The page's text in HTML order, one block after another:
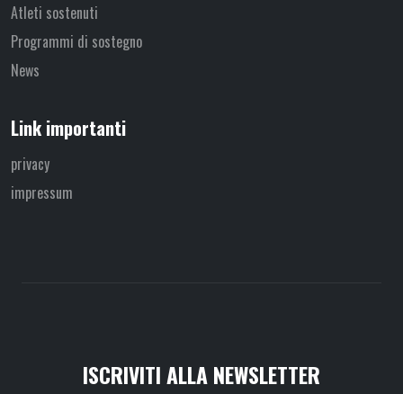
Atleti sostenuti
Programmi di sostegno
News
Link importanti
privacy
impressum
ISCRIVITI ALLA NEWSLETTER